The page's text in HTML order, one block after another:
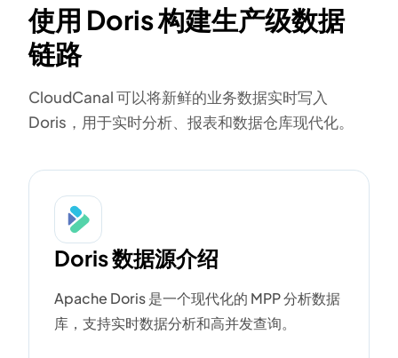
使用 Doris 构建生产级数据
链路
CloudCanal 可以将新鲜的业务数据实时写入
Doris，用于实时分析、报表和数据仓库现代化。
Doris 数据源介绍
Apache Doris 是一个现代化的 MPP 分析数据
库，支持实时数据分析和高并发查询。